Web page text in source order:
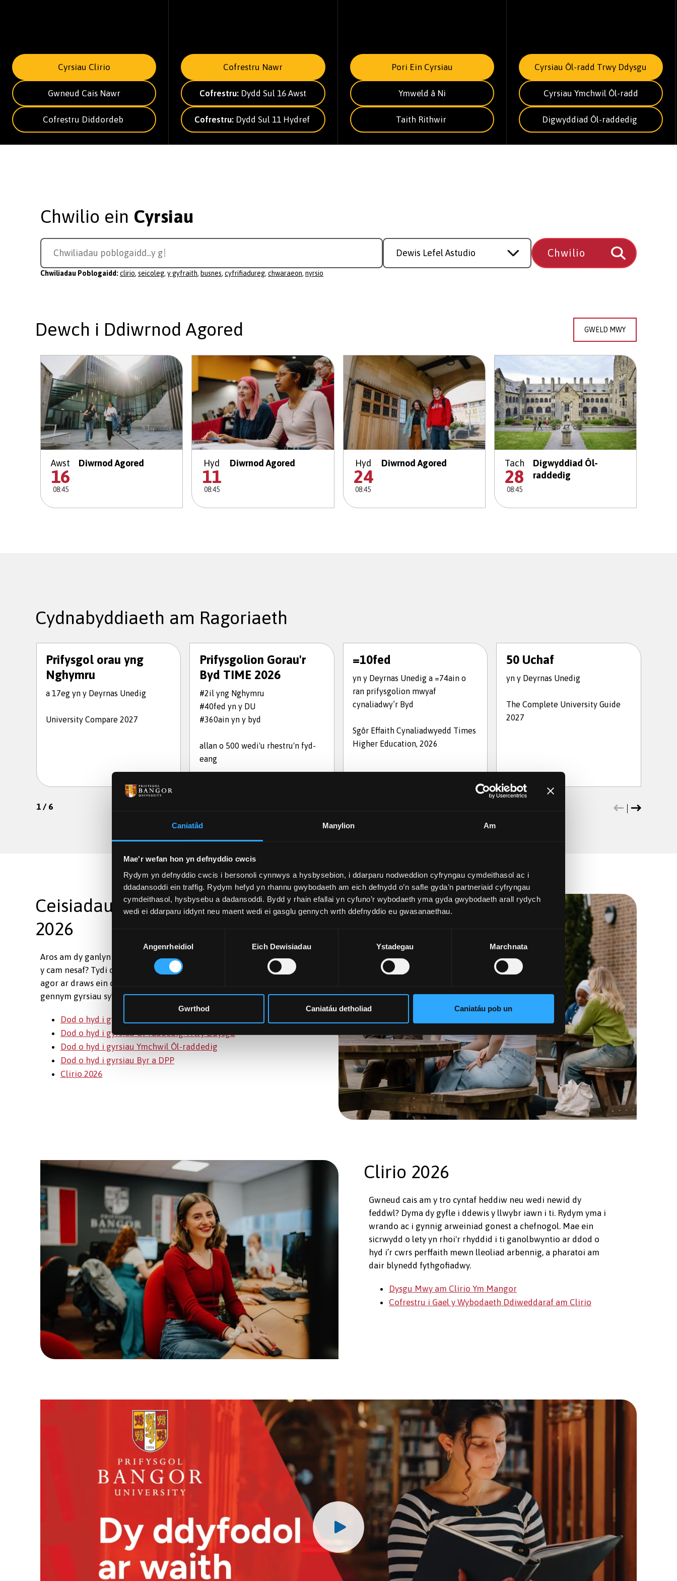
Caniatâd Manylion Am
Mae'r wefan hon yn defnyddio cwcis
Rydym yn defnyddio cwcis i bersonoli cynnwys a hysbysebion, i ddarparu nodweddion cyfryngau cymdeithasol ac i
ddadansoddi ein traffig. Rydym hefyd yn rhannu gwybodaeth am eich defnydd o’n safle gyda’n partneriaid cyfryngau
cymdeithasol, hysbysebu a dadansoddi. Bydd y rhain efallai yn cyfuno’r wybodaeth yma gyda gwybodaeth arall rydych
wedi ei ddarparu iddynt neu maent wedi ei gasglu gennych wrth ddefnyddio eu gwasanaethau.
Angenrheidiol Eich Dewisiadau Ystadegau Marchnata
Gwrthod Caniatáu detholiad Caniatáu pob un
Cyrsiau Clirio
Gwneud Cais Nawr
Cofrestru Diddordeb
Cofrestru Nawr
Cofrestru: Dydd Sul 16 Awst
Cofrestru:Dydd Sul 11 Hydref
Pori Ein Cyrsiau
Ymweld â Ni
Taith Rithwir
Cyrsiau Ôl-radd Trwy Ddysgu
Cyrsiau Ymchwil Ôl-radd
Digwyddiad Ôl-raddedig
Chwilio ein Cyrsiau
Search
a
Chwiliadau poblogaidd...busnes
Study
Level
Chwiliadau Poblogaidd: clirio, seicoleg, y gyfraith, busnes, cyfrifiadureg, chwaraeon, nyrsio
Dewch i Ddiwrnod Agored GWELD MWY
Awst
16
08:45
Diwrnod Agored Hyd
11
08:45
Diwrnod Agored Hyd
24
08:45
Diwrnod Agored Tach
28
08:45
Digwyddiad Ôl-
raddedig
Cydnabyddiaeth am Ragoriaeth
Prifysgol orau yng
Nghymru
a 17eg yn y Deyrnas Unedig
University Compare 2027
Prifysgolion Gorau'r
Byd TIME 2026
#2il yng Nghymru
#40fed yn y DU
#360ain yn y byd
allan o 500 wedi'u rhestru'n fyd-
eang
=10fed
yn y Deyrnas Unedig a =74ain o
ran prifysgolion mwyaf
cynaliadwy’r Byd
Sgôr Effaith Cynaliadwyedd Times
Higher Education, 2026
50 Uchaf
yn y Deyrnas Unedig
The Complete University Guide
2027
1/ 6
Ceisiadau dal ar agor ar gyfer
2026
Aros am dy ganlyniadau, wedi newid dy feddwl, neu’n barod i gymryd
y cam nesaf? Tydi ddim rhy hwyr i ymuno â ni. Mae ceisiadau’n dal ar
agor ar draws ein cyrsiau israddedig, ôl-raddedig a chyrsiau byr. Mae
gennym gyrsiau sy’n addas i bawb. Gwna gais heddiw.
Dod o hyd i gyrsiau Israddedig
Dod o hyd i gyrsiau Ôl-raddedig Trwy Ddysgu
Dod o hyd i gyrsiau Ymchwil Ôl-raddedig
Dod o hyd i gyrsiau Byr a DPP
Clirio 2026
Clirio 2026
Gwneud cais am y tro cyntaf heddiw neu wedi newid dy
feddwl? Dyma dy gyfle i ddewis y llwybr iawn i ti. Rydym yma i
wrando ac i gynnig arweiniad gonest a chefnogol. Mae ein
sicrwydd o lety yn rhoi'r rhyddid i ti ganolbwyntio ar ddod o
hyd i’r cwrs perffaith mewn lleoliad arbennig, a pharatoi am
dair blynedd fythgofiadwy.
Dysgu Mwy am Clirio Ym Mangor
Cofrestru i Gael y Wybodaeth Ddiweddaraf am Clirio